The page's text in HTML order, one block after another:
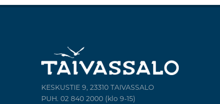
KESKUSTIE 9, 23310 TAIVASSALO
PUH. 02 840 2000 (klo 9-15)